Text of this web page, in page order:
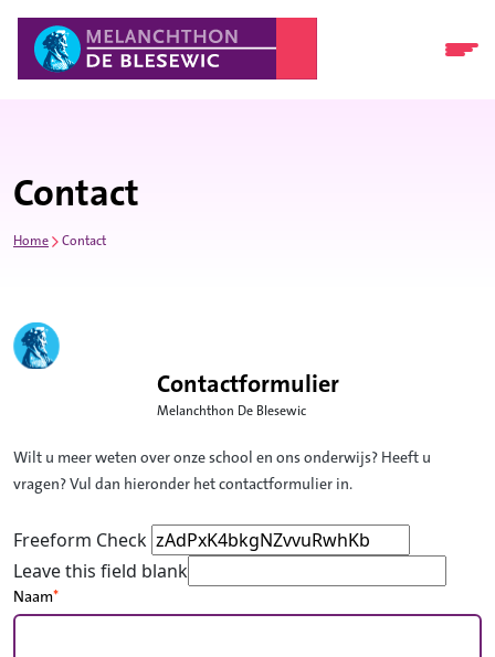
Contact
Home Contact
Contactformulier
Melanchthon De Blesewic
Wilt u meer weten over onze school en ons onderwijs? Heeft u
vragen? Vul dan hieronder het contactformulier in.
Freeform Check
Leave this field blank
Naam